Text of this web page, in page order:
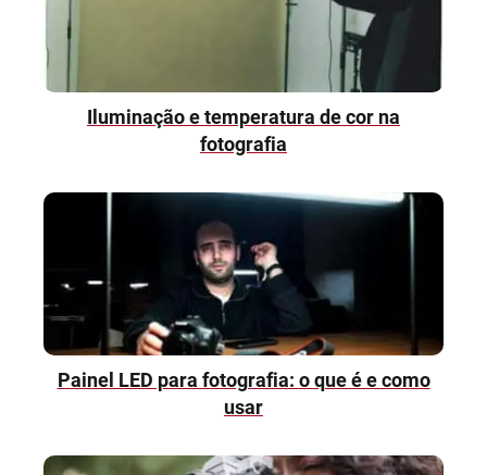
Iluminação e temperatura de cor na
fotografia
Painel LED para fotografia: o que é e como
usar